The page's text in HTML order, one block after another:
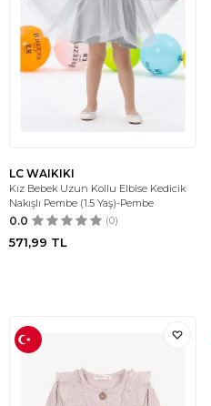
LC WAIKIKI
Kız Bebek Uzun Kollu Elbise Kedicik
Nakışlı Pembe (1.5 Yaş)-Pembe
0.0 (0)
571,99 TL